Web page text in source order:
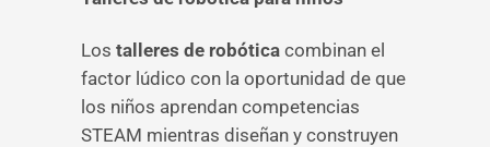
Los talleres de robótica combinan el
factor lúdico con la oportunidad de que
los niños aprendan competencias
STEAM mientras diseñan y construyen